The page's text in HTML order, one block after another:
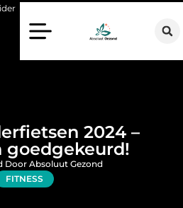
aanpakken: wat een haartransplantatie
2024 –
goedgekeurd!
FITNESS
Door Absoluut Gezond